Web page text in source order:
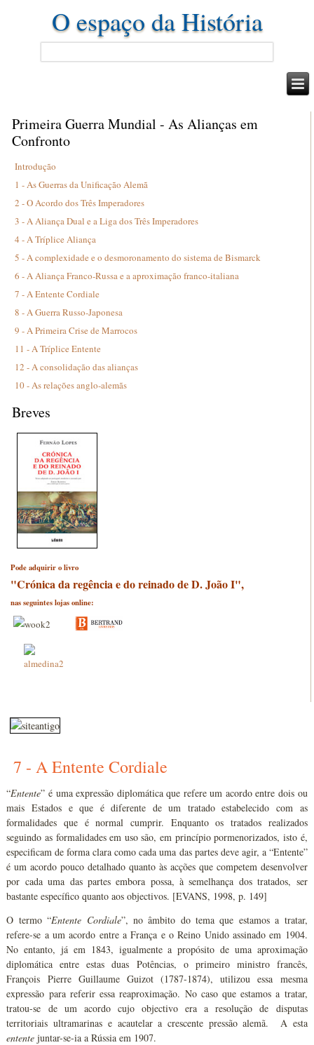
O espaço da História
Primeira Guerra Mundial - As Alianças em
Confronto
Introdução
1 - As Guerras da Unificação Alemã
2 - O Acordo dos Três Imperadores
3 - A Aliança Dual e a Liga dos Três Imperadores
4 - A Tríplice Aliança
5 - A complexidade e o desmoronamento do sistema de Bismarck
6 - A Aliança Franco-Russa e a aproximação franco-italiana
7 - A Entente Cordiale
8 - A Guerra Russo-Japonesa
9 - A Primeira Crise de Marrocos
11 - A Tríplice Entente
12 - A consolidação das alianças
10 - As relações anglo-alemãs
Breves
Pode adquirir o livro
"Crónica da regência e do reinado de D. João I",
nas seguintes lojas online:
7 - A Entente Cordiale
“Entente” é uma expressão diplomática que refere um acordo entre dois ou
mais Estados e que é diferente de um tratado estabelecido com as
formalidades que é normal cumprir. Enquanto os tratados realizados
seguindo as formalidades em uso são, em princípio pormenorizados, isto é,
especificam de forma clara como cada uma das partes deve agir, a “Entente”
é um acordo pouco detalhado quanto às acções que competem desenvolver
por cada uma das partes embora possa, à semelhança dos tratados, ser
bastante específico quanto aos objectivos. [EVANS, 1998, p. 149]
O termo “Entente Cordiale”, no âmbito do tema que estamos a tratar,
refere-se a um acordo entre a França e o Reino Unido assinado em 1904.
No entanto, já em 1843, igualmente a propósito de uma aproximação
diplomática entre estas duas Potências, o primeiro ministro francês,
François Pierre Guillaume Guizot (1787-1874), utilizou essa mesma
expressão para referir essa reaproximação. No caso que estamos a tratar,
tratou-se de um acordo cujo objectivo era a resolução de disputas
territoriais ultramarinas e acautelar a crescente pressão alemã. A esta
entente juntar-se-ia a Rússia em 1907.